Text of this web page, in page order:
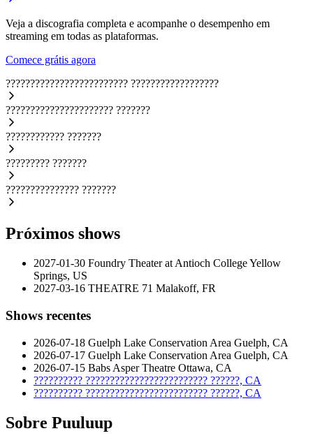
Veja a discografia completa e acompanhe o desempenho em
streaming em todas as plataformas.
Comece grátis agora
????????????????????????? ??????????????????
?????????????????????? ???????
???????????? ???????
????????? ???????
??????????????? ???????
Próximos shows
2027-01-30 Foundry Theater at Antioch CollegeYellow
Springs, US
2027-03-16 THEATRE 71 Malakoff, FR
Shows recentes
2026-07-18 Guelph Lake Conservation Area Guelph, CA
2026-07-17 Guelph Lake Conservation Area Guelph, CA
2026-07-15 Babs Asper Theatre Ottawa, CA
?????????? ????????????????????????? ??????, CA
?????????? ????????????????????????? ??????, CA
Sobre Puuluup